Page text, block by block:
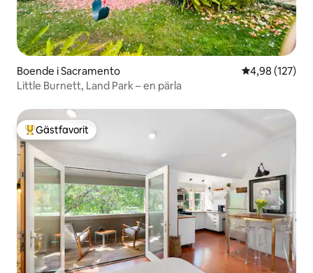
Boende i Sacramento 4,98 av 5 i
4,98 (127)
Little Burnett, Land Park – en pärla
Populär gästfavorit
Gästfavorit